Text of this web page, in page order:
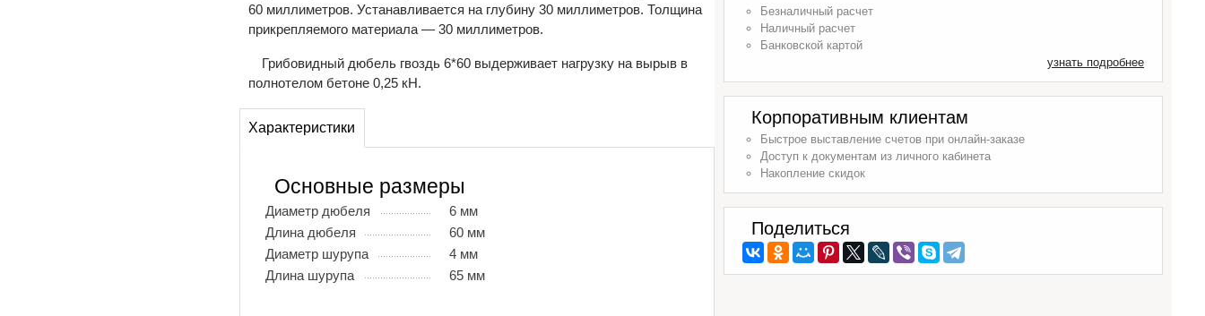
60 миллиметров. Устанавливается на глубину 30 миллиметров. Толщина
прикрепляемого материала — 30 миллиметров.
Грибовидный дюбель гвоздь 6*60 выдерживает нагрузку на вырыв в
полнотелом бетоне 0,25 кН.
Характеристики
Основные размеры
Диаметр дюбеля
6 мм
Длина дюбеля
60 мм
Диаметр шурупа
4 мм
Длина шурупа
65 мм
Безналичный расчет
Наличный расчет
Банковской картой
узнать подробнее
Корпоративным клиентам
Быстрое выставление счетов при онлайн-заказе
Доступ к документам из личного кабинета
Накопление скидок
Поделиться